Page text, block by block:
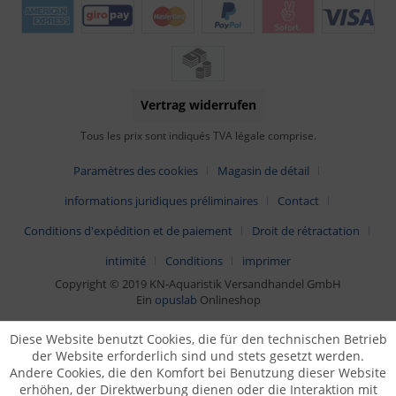
Vertrag widerrufen
Tous les prix sont indiqués TVA légale comprise.
Paramètres des cookies
Magasin de détail
informations juridiques préliminaires
Contact
Conditions d'expédition et de paiement
Droit de rétractation
intimité
Conditions
imprimer
Copyright © 2019 KN-Aquaristik Versandhandel GmbH
Ein opuslab Onlineshop
Diese Website benutzt Cookies, die für den technischen Betrieb
der Website erforderlich sind und stets gesetzt werden.
Andere Cookies, die den Komfort bei Benutzung dieser Website
erhöhen, der Direktwerbung dienen oder die Interaktion mit